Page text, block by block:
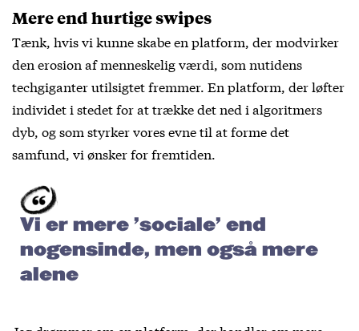
Mere end hurtige swipes
Tænk, hvis vi kunne skabe en platform, der modvirker
den erosion af menneskelig værdi, som nutidens
techgiganter utilsigtet fremmer. En platform, der løfter
individet i stedet for at trække det ned i algoritmers
dyb, og som styrker vores evne til at forme det
samfund, vi ønsker for fremtiden.
Vi er mere ’sociale’ end
nogensinde, men også mere
alene